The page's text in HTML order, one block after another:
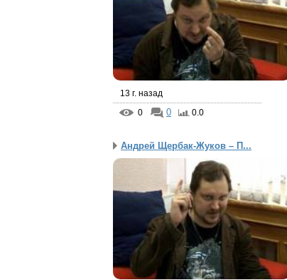
13 г. назад
0
0 0.0
Андрей Щербак-Жуков – П...